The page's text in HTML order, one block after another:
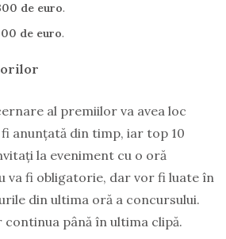
de euro.
de euro.
al premiilor va avea loc
anunțată din timp, iar top 10
la eveniment cu o oră
va fi obligatorie, dar vor fi luate în
din ultima oră a concursului.
continua până în ultima clipă.